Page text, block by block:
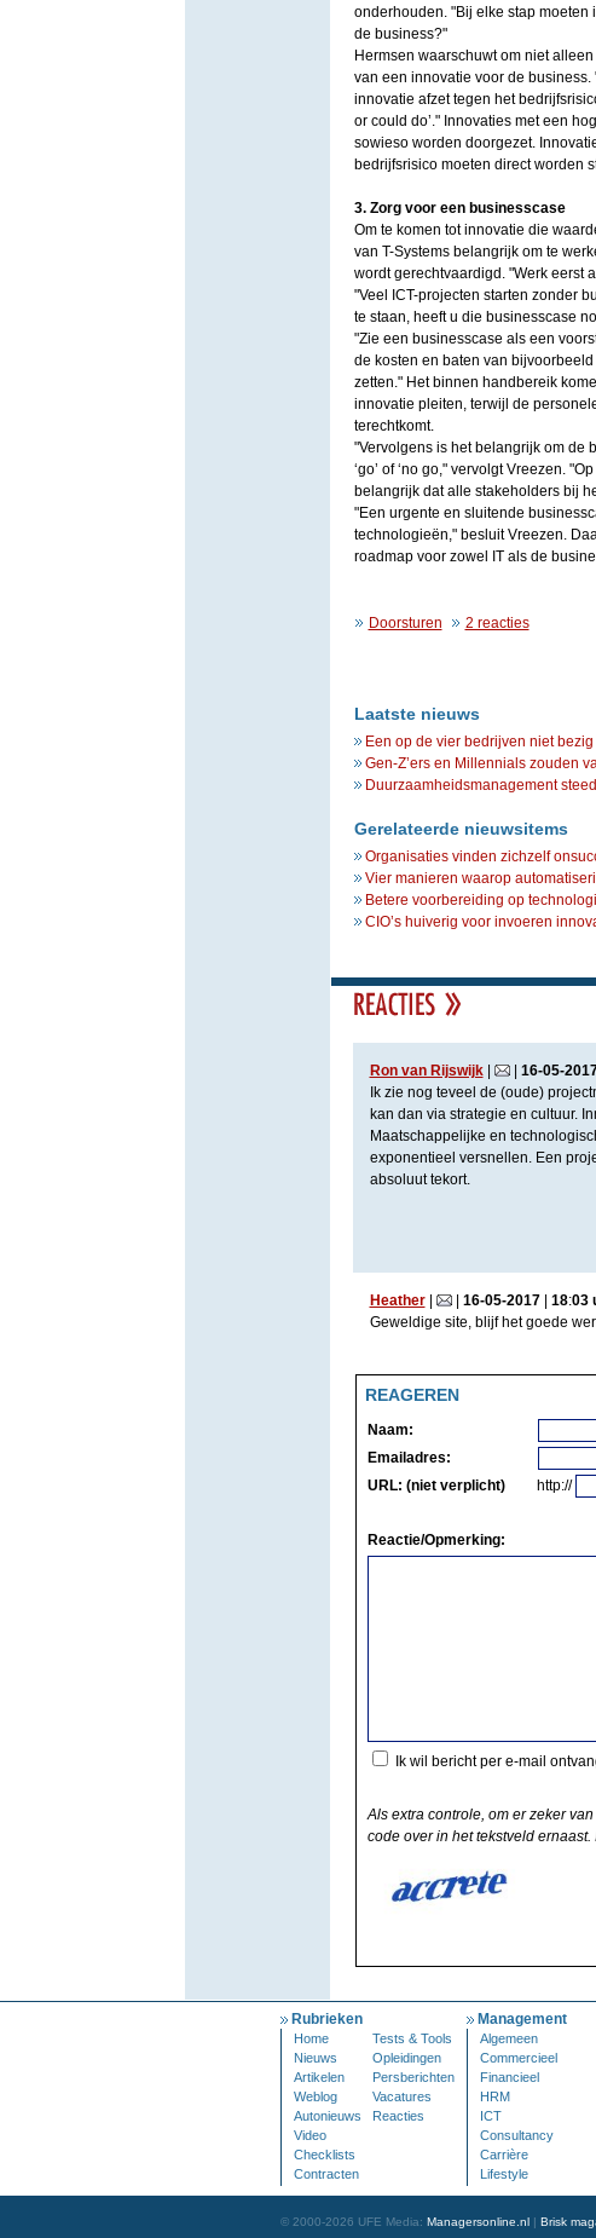
onderhouden. "Bij elke stap
de business?"
Hermsen waarschuwt om niet
van een innovatie voor de
innovatie afzet tegen het
or could do’." Innovaties met een
sowieso worden doorgezet.
bedrijfsrisico moeten direct worden
3. Zorg voor een businesscase
Om te komen tot innovatie die
van T-Systems belangrijk om te
wordt gerechtvaardigd. "Werk eerst
"Veel ICT-projecten starten zonder
te staan, heeft u die businesscase
"Zie een businesscase als een
de kosten en baten van
zetten." Het binnen handbereik
innovatie pleiten, terwijl de
terechtkomt.
"Vervolgens is het belangrijk om de
‘go’ of ‘no go," vervolgt Vreezen.
belangrijk dat alle stakeholders bij
"Een urgente en sluitende
technologieën," besluit Vreezen.
roadmap voor zowel IT als de
Doorsturen 2 reacties
Laatste nieuws
Een op de vier bedrijven niet
Gen-Z’ers en Millennials zouden
Duurzaamheidsmanagement
Gerelateerde nieuwsitems
Organisaties vinden zichzelf
Vier manieren waarop
Betere voorbereiding op
CIO’s huiverig voor invoeren
Ron van Rijswijk| | 16-05-
Ik zie nog teveel de (oude)
kan dan via strategie en cultuur.
Maatschappelijke en
exponentieel versnellen. Een
absoluut tekort.
Heather| | 16-05-2017| 18:03
Geweldige site, blijf het goede
REAGEREN
Naam:
Emailadres:
URL: (niet verplicht)
http://
Reactie/Opmerking:
Ik wil bericht per e-mail
Als extra controle, om er zeker
code over in het tekstveld
Rubrieken
Home
Tests & Tools
Nieuws
Opleidingen
Artikelen
Persberichten
Weblog
Vacatures
Autonieuws
Reacties
Video
Checklists
Contracten
Management
Algemeen
Commercieel
Financieel
HRM
ICT
Consultancy
Carrière
Lifestyle
© 2000-2026 UFE Media: Managersonline.nl | Brisk